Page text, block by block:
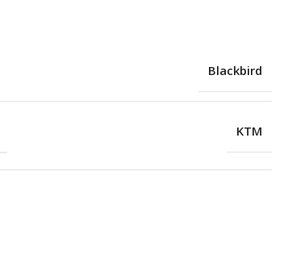
Blackbird
KTM